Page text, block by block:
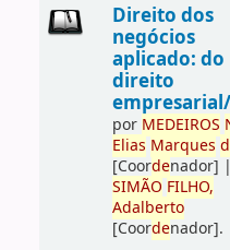
Direito dos
negócios
aplicado: do
direito
empresarial/
por MEDEIROS
Elias Marques
[Coordenador] |
SIMÃO FILHO,
Adalberto
[Coordenador].